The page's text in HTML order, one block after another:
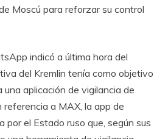
Moscú para reforzar su control
indicó a última hora del
del Kremlin tenía como objetivo
una aplicación de vigilancia de
referencia a MAX, la app de
por el Estado ruso que, según sus